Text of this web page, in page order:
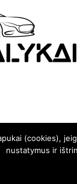
(cookies),
nustatymus ir